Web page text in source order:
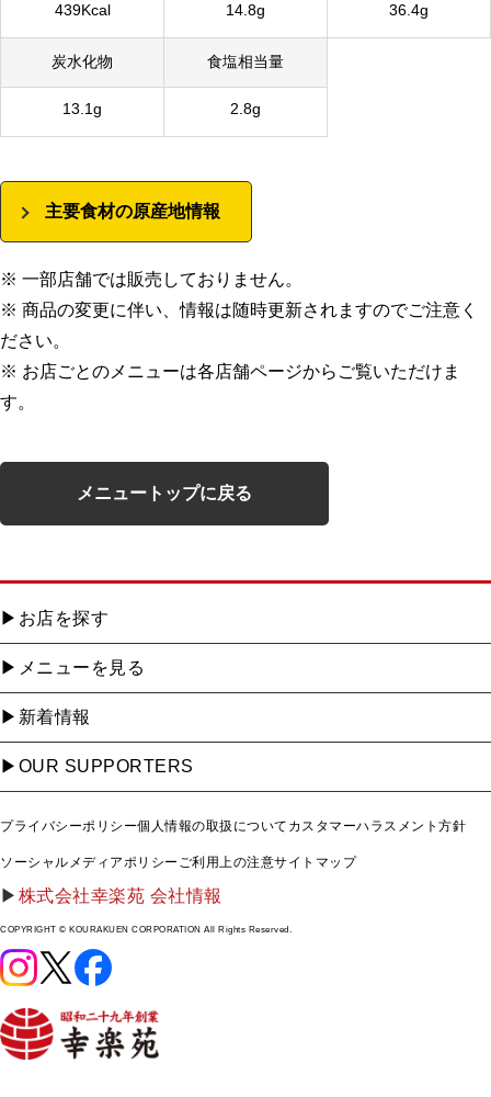
439Kcal 14.8g 36.4g
炭水化物
13.1g
食塩相当量
2.8g
主要食材の原産地情報
※ 一部店舗では販売しておりません。
※ 商品の変更に伴い、情報は随時更新されますのでご注意く
ださい。
※ お店ごとのメニューは各店舗ページからご覧いただけま
す。
メニュートップに戻る
お店を探す
メニューを見る
新着情報
OUR SUPPORTERS
プライバシーポリシー個人情報の取扱について カスタマーハラスメント方針
ソーシャルメディアポリシー ご利用上の注意サイトマップ
株式会社幸楽苑 会社情報
COPYRIGHT © KOURAKUEN CORPORATION All Rights Reserved.